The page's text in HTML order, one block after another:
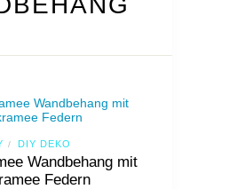
/ DIY DEKO
Wandbehang mit
Federn